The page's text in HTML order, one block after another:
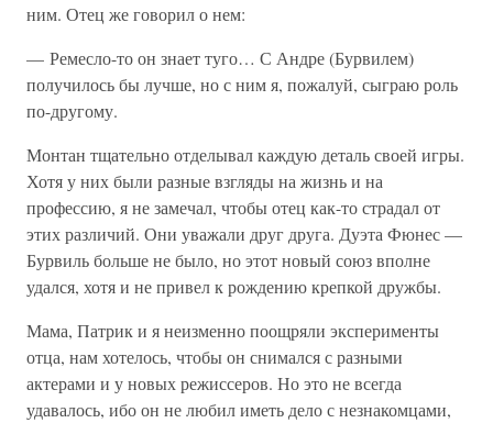
ним. Отец же говорил о нем:
— Ремесло-то он знает туго… С Андре (Бурвилем)
получилось бы лучше, но с ним я, пожалуй, сыграю роль
по-другому.
Монтан тщательно отделывал каждую деталь своей игры.
Хотя у них были разные взгляды на жизнь и на
профессию, я не замечал, чтобы отец как-то страдал от
этих различий. Они уважали друг друга. Дуэта Фюнес —
Бурвиль больше не было, но этот новый союз вполне
удался, хотя и не привел к рождению крепкой дружбы.
Мама, Патрик и я неизменно поощряли эксперименты
отца, нам хотелось, чтобы он снимался с разными
актерами и у новых режиссеров. Но это не всегда
удавалось, ибо он не любил иметь дело с незнакомцами,